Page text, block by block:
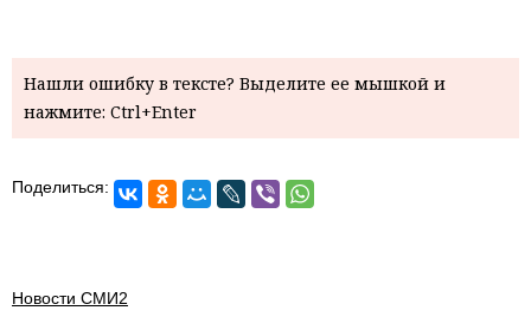
Нашли ошибку в тексте? Выделите ее мышкой и
нажмите: Ctrl+Enter
Поделиться:
Новости СМИ2